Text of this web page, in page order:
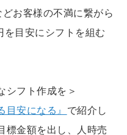
お客様の不満に繋がら
目安にシフトを組む
シフト作成を＞
目安になる』 で紹介し
標金額を出し、人時売